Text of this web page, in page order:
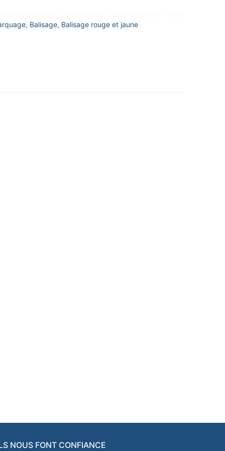
, Balisage, Balisage rouge et jaune
NOUS FONT CONFIANCE